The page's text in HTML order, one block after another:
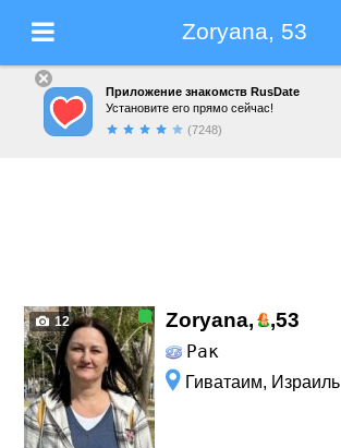
Zoryana, 53
Приложение знакомств RusDate
Установите его прямо сейчас!
(7248)
12 Zoryana, ,53
Рак
Гиватаим, Израиль